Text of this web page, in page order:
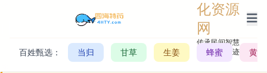
化资源
网
传承民间智慧，
记录历史轨迹
百姓甄选： 当归 甘草 生姜 蜂蜜 黄芪